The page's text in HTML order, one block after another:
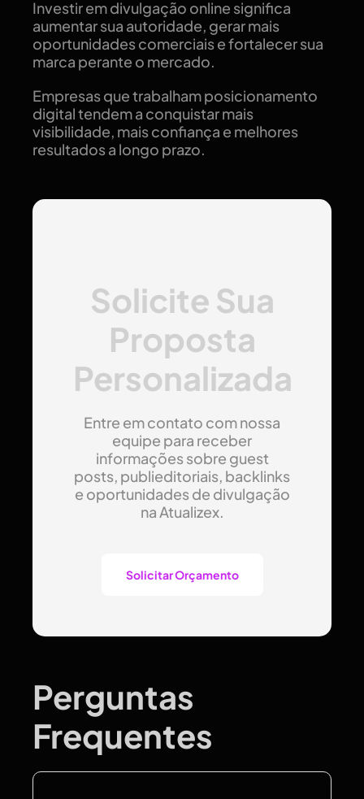
Investir em divulgação online significa
aumentar sua autoridade, gerar mais
oportunidades comerciais e fortalecer sua
marca perante o mercado.
Empresas que trabalham posicionamento
digital tendem a conquistar mais
visibilidade, mais confiança e melhores
resultados a longo prazo.
Solicite Sua
Proposta
Personalizada
Entre em contato com nossa
equipe para receber
informações sobre guest
posts, publieditoriais, backlinks
e oportunidades de divulgação
na Atualizex.
Solicitar Orçamento
Perguntas
Frequentes